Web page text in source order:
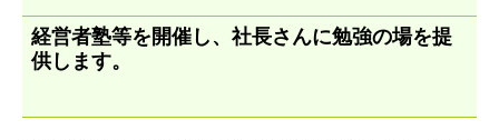
経営者塾等を開催 し、 社長さんに勉強の場を提
供します。